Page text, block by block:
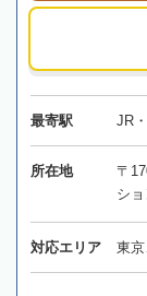
最寄駅 JR
所在地
〒
シ
対応エリア 東